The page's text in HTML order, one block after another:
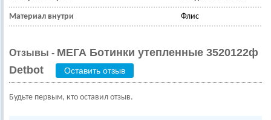
Материал внутри Флис
Отзывы - МЕГА Ботинки утепленные 3520122ф
Detbot
Оставить отзыв
Будьте первым, кто оставил отзыв.